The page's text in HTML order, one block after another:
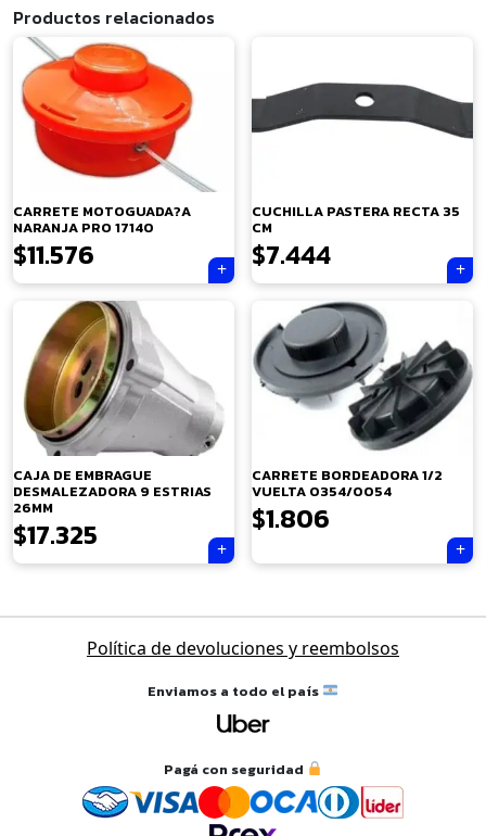
Productos relacionados
CARRETE MOTOGUADA?A
NARANJA PRO 17140
$11.576
CUCHILLA PASTERA RECTA 35
CM
$7.444
CAJA DE EMBRAGUE
DESMALEZADORA 9 ESTRIAS
26MM
$17.325
CARRETE BORDEADORA 1/2
VUELTA 0354/0054
$1.806
NavegaciónPolítica de devoluciones y reembolsos
Enviamos a todo el país
Pagá con seguridad
×
Tu carrito está vacío.
Agregá un producto y aparecerá acá
automáticamente.